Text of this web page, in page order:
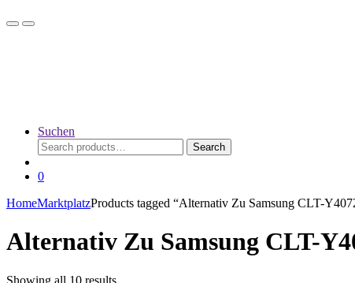
Suchen
Search
for:
Search
0
HomeMarktplatzProducts tagged “Alternativ Zu Samsung CLT-
Alternativ Zu Samsung CLT-
Showing all 10 results